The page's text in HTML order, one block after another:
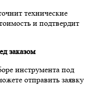
технические
и подтвердит
заказом
инструмента под
отправить заявку